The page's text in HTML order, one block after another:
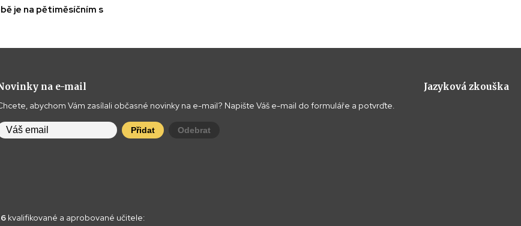
je na pětiměsíčním s
na e-mail
abychom Vám zasílali občasné novinky na e-mail? Napište Váš e-mail do formuláře a potvrďte.
Přidat Odebrat
Jazyková zkouška
kvalifikované a aprobované učitele: